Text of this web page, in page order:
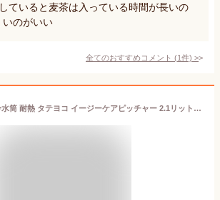
ていると麦茶は入っている時間が長いの
いのがいい
全てのおすすめコメント (1件) >
ピッチャー 冷水筒 耐熱 タテヨコ イージーケアピッチャー 2.1リットル K-1276｜ウォーターピッチャー 水筒 2l以上 ジャグ 水 水筒 冷蔵庫ポット タテヨコ兼用タイプ 野菜室 ピッタリ 熱湯OK 防汚加工 岩崎工業 ラストロ お茶入れ ボトル 麦茶ポット 冷水ポット 横置き